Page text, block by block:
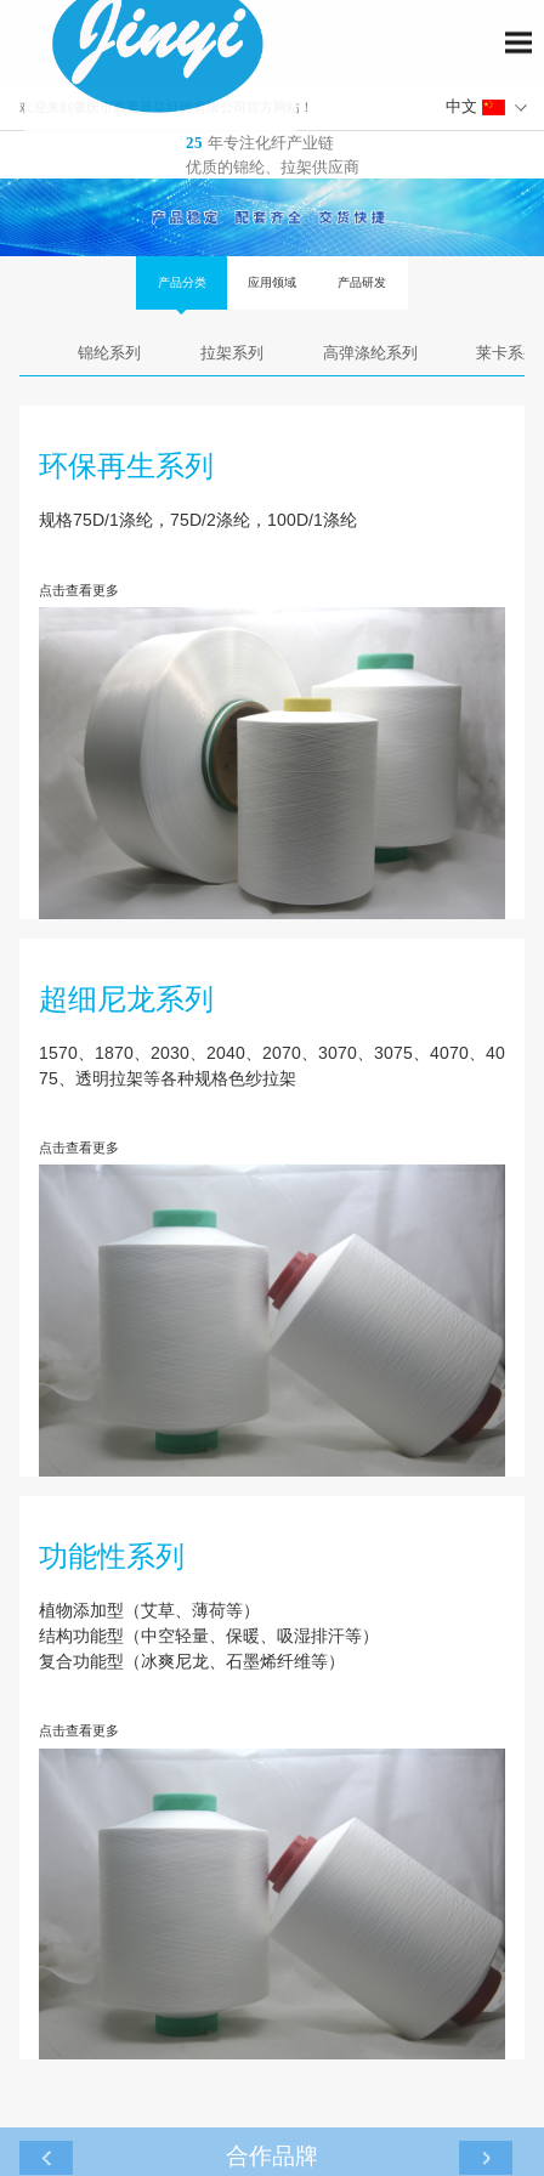
欢迎来到肇庆市高要晋益纤维有限公司官方网站！
25 年专注化纤产业链
优质的锦纶、拉架供应商
产品分类 应用领域 产品研发
环保再生系列
规格75D/1涤纶，75D/2涤纶，100D/1涤纶
点击查看更多
超细尼龙系列
1570、1870、2030、2040、2070、3070、3075
75、透明拉架等各种规格色纱拉架
点击查看更多
功能性系列
植物添加型（艾草、薄荷等）
结构功能型（中空轻量、保暖、吸湿排汗等）
点击查看更多